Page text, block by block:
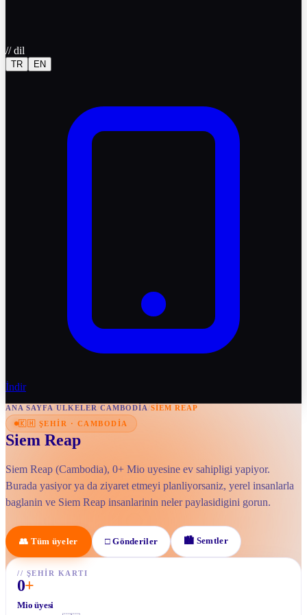
//dil
TR EN
İndir
ANA SAYFA/ULKELER/CAMBODIA/SIEM REAP
🇰🇭 ŞEHIR · CAMBODIA
Siem Reap
Siem Reap (Cambodia), 0+ Mio uyesine ev sahipligi yapiyor.
Burada yasiyor ya da ziyaret etmeyi planliyorsaniz, yerel insanlarla
baglanin ve Siem Reap insanlarinin neler paylasidigini gorun.
👥 Tüm üyeler □Gönderiler 🏙 Semtler
// ŞEHIR KARTI
0+
Mio üyesi